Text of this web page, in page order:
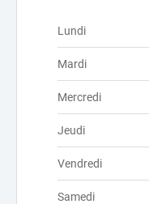
Lundi
Mardi
Mercredi
Jeudi
Vendredi
Samedi